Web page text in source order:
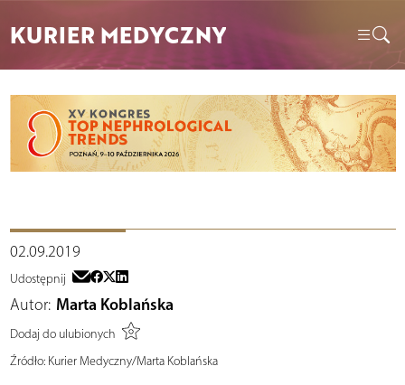
KURIER MEDYCZNY
02.09.2019
Udostępnij
Autor: Marta Koblańska
Dodaj do ulubionych
Źródło:Kurier Medyczny/Marta Koblańska